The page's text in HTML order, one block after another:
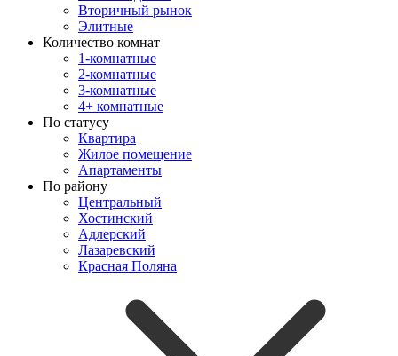
Вторичный рынок
Элитные
Количество комнат
1-комнатные
2-комнатные
3-комнатные
4+ комнатные
По статусу
Квартира
Жилое помещение
Апартаменты
По району
Центральный
Хостинский
Адлерский
Лазаревский
Красная Поляна